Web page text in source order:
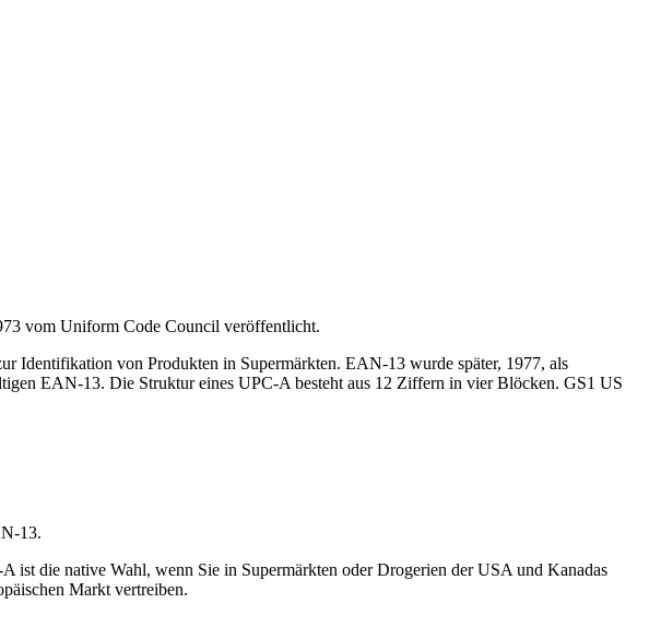
vom Uniform Code Council veröffentlicht.
Identifikation von Produkten in Supermärkten. EAN-13 wurde später, 1977, als
EAN-13. Die Struktur eines UPC-A besteht aus 12 Ziffern in vier Blöcken. GS1 US
13.
ist die native Wahl, wenn Sie in Supermärkten oder Drogerien der USA und Kanadas
Markt vertreiben.